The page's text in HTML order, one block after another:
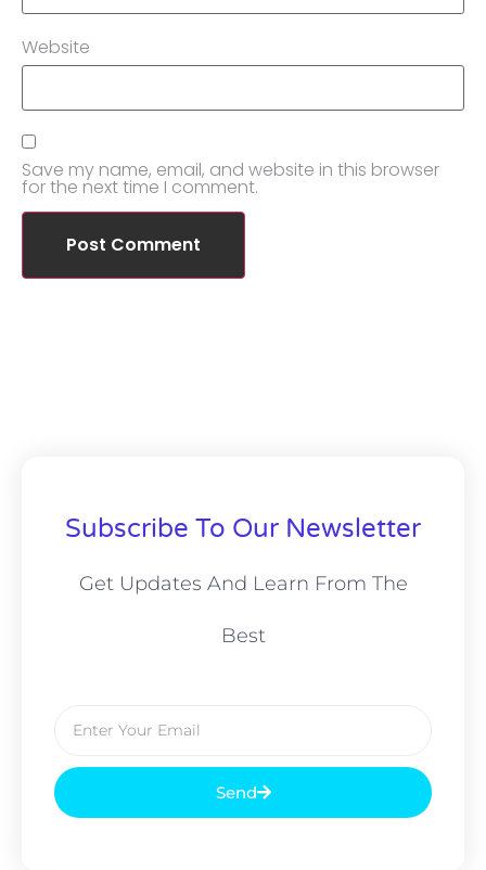
Website
Save my name, email, and website in this browser
for the next time I comment.
Subscribe To Our Newsletter
Get Updates And Learn From The
Best
Send